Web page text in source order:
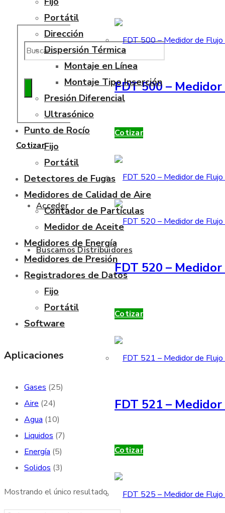
Cotizar
Acceder
Buscamos Distribuidores
FDT 500 –
Cotizar
FDT 520 –
Cotizar
FDT 521 –
Cotizar
Portátil
Dirección
Dispersión Térmica
Montaje en Línea
Montaje Tipo Inserción
Presión Diferencial
Ultrasónico
Punto de Rocío
Fijo
Portátil
Detectores de Fugas
Medidores de Calidad de Aire
Contador de Partículas
Medidor de Aceite
Medidores de Energía
Medidores de Presión
Registradores de Datos
Fijo
Portátil
Software
Aplicaciones
Gases (25)
Aire (24)
Agua (10)
Liquidos (7)
Energía (5)
Solidos (3)
Mostrando el único resultado